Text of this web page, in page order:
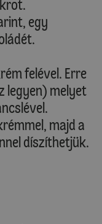
egy
felével. Erre
legyen) melyet
majd a
díszíthetjük.